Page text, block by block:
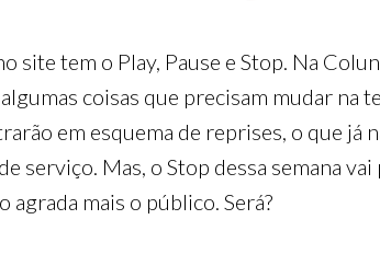
site tem o Play, Pause e Stop. Na
coisas que precisam mudar na
em esquema de reprises, o que
serviço. Mas, o Stop dessa semana
agrada mais o público. Será?